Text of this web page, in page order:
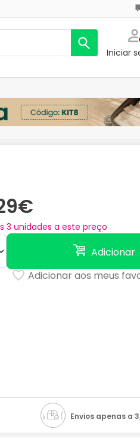
Iniciar
3 unidades a este preço
Adicionar
Adicionar aos meus
Envios apenas a